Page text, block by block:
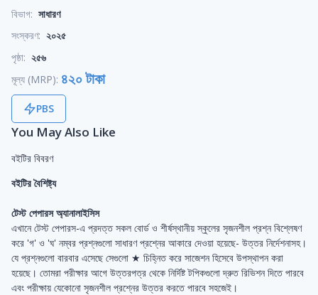
বিভাগ: সাধারণ
সংস্করণ: ২০২৫
পৃষ্ঠা: ২৫৬
মূল্য (MRP): ৪২০ টাকা
PBS
You May Also Like
বইটির বিবরণ
বইটির বৈশিষ্ট্য
টেস্ট পেপারস অ্যানালাইসিস
এখানে টেস্ট পেপারস-এ প্রদত্ত সকল বোর্ড ও শীর্ষস্থানীয় স্কুলের সৃজনশীল প্রশ্ন বিশ্লেষণ
করে 'গ' ও 'ঘ' নম্বর প্রশ্নগুলো সাধারণ প্রশ্নের আকারে দেওয়া হয়েছে- উত্তর নির্দেশনাসহ।
যে প্রশ্নগুলো বারবার এসেছে সেগুলো ★ চিহ্নিত করে সাজেশন হিসেবে উপস্থাপন করা
হয়েছে। তোমরা পরীক্ষার আগে উত্তরপত্র থেকে নির্দিষ্ট টপিকগুলো দ্রুত রিভিশন দিতে পারবে
এবং পরীক্ষায় যেকোনো সৃজনশীল প্রশ্নের উত্তর করতে পারবে সহজেই।